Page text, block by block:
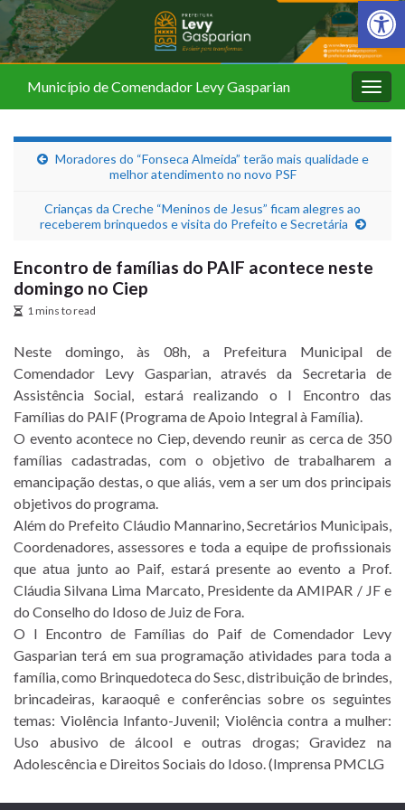
Barra de
Município de Comendador Levy Gasparian
Moradores do “Fonseca Almeida” terão mais qualidade e
melhor atendimento no novo PSF
Crianças da Creche “Meninos de Jesus” ficam alegres ao
receberem brinquedos e visita do Prefeito e Secretária
Encontro de famílias do PAIF acontece neste
domingo no Ciep
1 mins to read
Neste domingo, às 08h, a Prefeitura Municipal de
Comendador Levy Gasparian, através da Secretaria de
Assistência Social, estará realizando o I Encontro das
Famílias do PAIF (Programa de Apoio Integral à Família).
O evento acontece no Ciep, devendo reunir as cerca de 350
famílias cadastradas, com o objetivo de trabalharem a
emancipação destas, o que aliás, vem a ser um dos principais
objetivos do programa.
Além do Prefeito Cláudio Mannarino, Secretários Municipais,
Coordenadores, assessores e toda a equipe de profissionais
que atua junto ao Paif, estará presente ao evento a Prof.
Cláudia Silvana Lima Marcato, Presidente da AMIPAR / JF e
do Conselho do Idoso de Juiz de Fora.
O I Encontro de Famílias do Paif de Comendador Levy
Gasparian terá em sua programação atividades para toda a
família, como Brinquedoteca do Sesc, distribuição de brindes,
brincadeiras, karaoquê e conferências sobre os seguintes
temas: Violência Infanto-Juvenil; Violência contra a mulher:
Uso abusivo de álcool e outras drogas; Gravidez na
Adolescência e Direitos Sociais do Idoso. (Imprensa PMCLG